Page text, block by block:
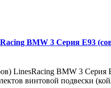
BMW 3 Серия E93
LinesRacing BMW 3 Серия
винтовой подвески